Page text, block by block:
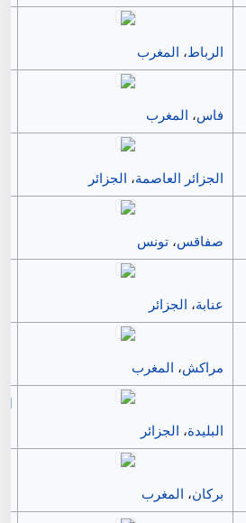
الرباط، المغرب
فاس، المغرب
الجزائر العاصمة، الجزائر
صفاقس،تونس
عنابة، الجزائر
مراكش، المغرب
البليدة، الجزائر
بركان، المغرب